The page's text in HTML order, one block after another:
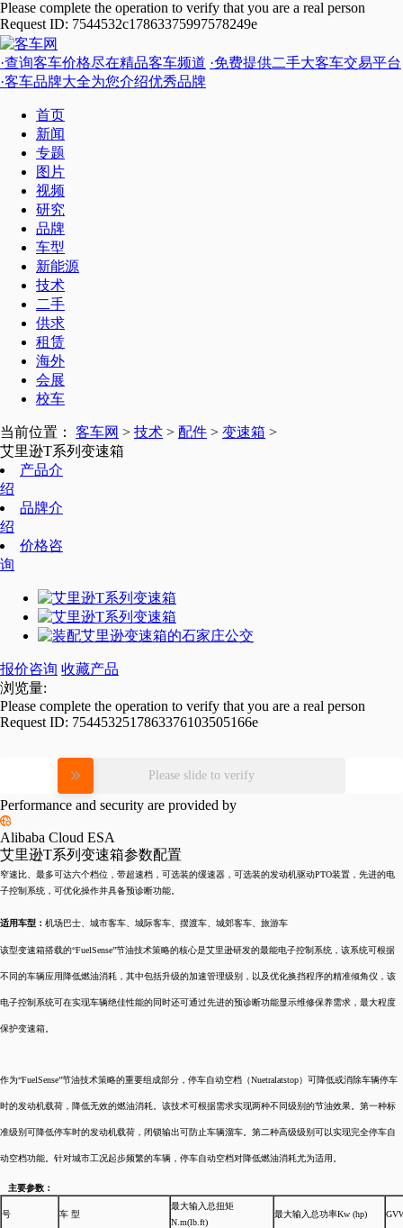
·查询客车价格尽在精品客车频道 ·免费提供二手大客车交易平台
·客车品牌大全为您介绍优秀品牌
首页
新闻
专题
图片
视频
研究
品牌
车型
新能源
技术
二手
供求
租赁
海外
会展
校车
当前位置： 客车网 > 技术 > 配件 > 变速箱 >
艾里逊T系列变速箱
产品介
绍
品牌介
绍
价格咨
询
报价咨询 收藏产品
浏览量:
Please complete the operation to verify that you are a real person
Request ID: 7544532517863376103505166e
Please slide to verify
Performance and security are provided by
Alibaba Cloud ESA
艾里逊T系列变速箱参数配置
窄速比、最多可达六个档位，带超速档，可选装的缓速器，可选装的发动机驱动PTO装置，先进的电
子控制系统，可优化操作并具备预诊断功能。
适用车型： 机场巴士、城市客车、城际客车、摆渡车、城郊客车、旅游车
该型变速箱搭载的“FuelSense”节油技术策略的核心是艾里逊研发的最能电子控制系统，该系统可根据
不同的车辆应用降低燃油消耗，其中包括升级的加速管理级别，以及优化换挡程序的精准倾角仪，该
电子控制系统可在实现车辆绝佳性能的同时还可通过先进的预诊断功能显示维修保养需求，最大程度
保护变速箱。
作为“FuelSense”节油技术策略的重要组成部分，停车自动空档（Nuetralatstop）可降低或消除车辆停车
时的发动机载荷，降低无效的燃油消耗。该技术可根据需求实现两种不同级别的节油效果。第一种标
准级别可降低停车时的发动机载荷，闭锁输出可防止车辆溜车。第二种高级级别可以实现完全停车自
动空档功能。针对城市工况起步频繁的车辆，停车自动空档对降低燃油消耗尤为适用。
主要参数：
号 车 型
最大输入总扭矩
N.m(lb.ft)
最大输入总功率Kw (hp)